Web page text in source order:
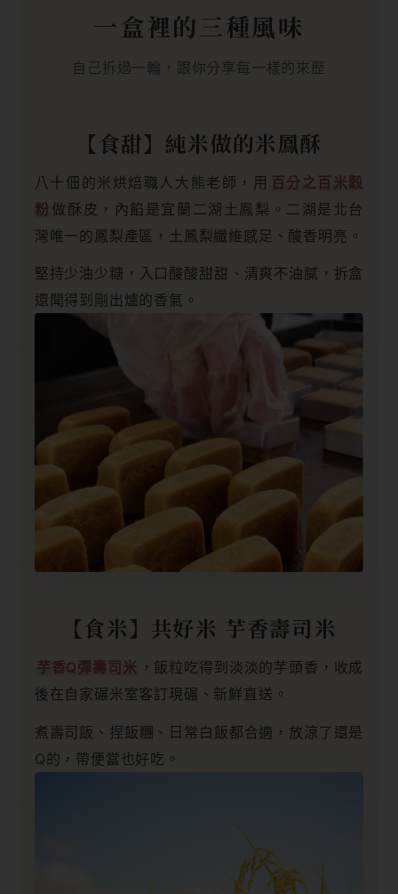
一盒裡的三種風味
自己拆過一輪，跟你分享每一樣的來歷
【食甜】純米做的米鳳酥
八十佃的米烘焙職人大熊老師，用 百分之百米穀
粉 做酥皮，內餡是宜蘭二湖土鳳梨。二湖是北台
灣唯一的鳳梨產區，土鳳梨纖維感足、酸香明亮。
堅持少油少糖，入口酸酸甜甜、清爽不油膩，拆盒
還聞得到剛出爐的香氣。
【食米】共好米 芋香壽司米
芋香Q彈壽司米 ，飯粒吃得到淡淡的芋頭香，收成
後在自家碾米室客訂現碾、新鮮直送。
煮壽司飯、捏飯糰、日常白飯都合適，放涼了還是
Q的，帶便當也好吃。